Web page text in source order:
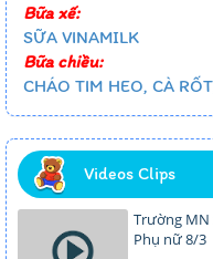
Bữa xế:
SỮA VINAMILK
Bữa chiều:
CHÁO TIM HEO, CÀ
Videos Clips
Trường MN
Phụ nữ 8/3